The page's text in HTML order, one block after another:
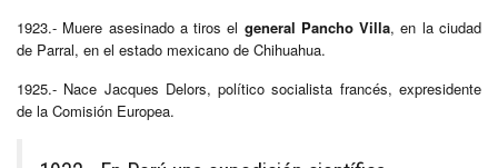
1923.- Muere asesinado a tiros el general Pancho Villa, en la ciudad
de Parral, en el estado mexicano de Chihuahua.
1925.- Nace Jacques Delors, político socialista francés, expresidente
de la Comisión Europea.